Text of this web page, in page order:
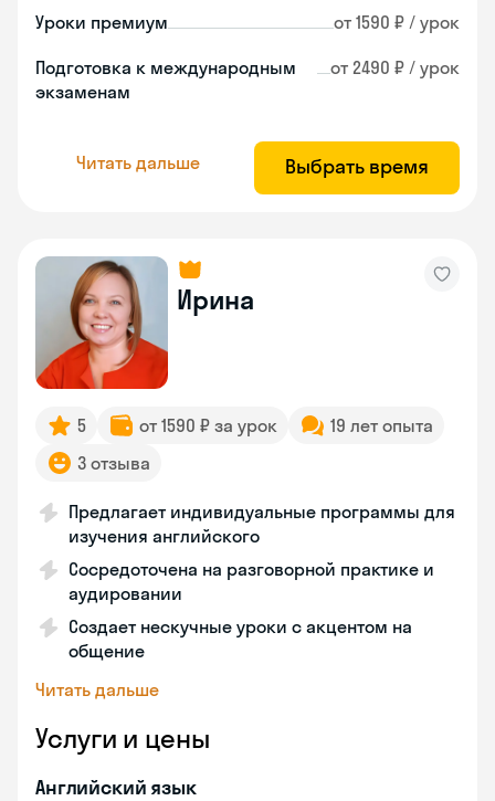
Уроки премиум от 1590 ₽ / урок
Подготовка к международным
экзаменам
от 2490 ₽ / урок
Читать дальше Выбрать время
Ирина
5 от 1590 ₽ за урок
19 лет опыта
3 отзыва
Предлагает индивидуальные программы для
изучения английского
Сосредоточена на разговорной практике и
аудировании
Создает нескучные уроки с акцентом на
общение
Читать дальше
Услуги и цены
Английский язык